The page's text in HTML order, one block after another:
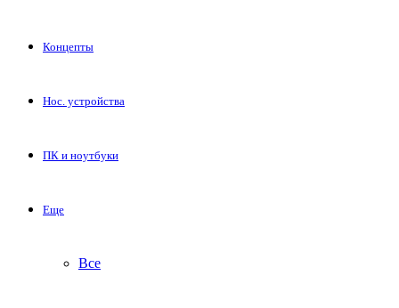
Концепты
Нос. устройства
ПК и ноутбуки
Еще
Все